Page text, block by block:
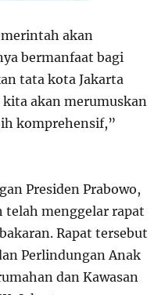
akan
bermanfaat bagi
tata kota Jakarta
akan merumuskan
komprehensif,”
Presiden Prabowo,
telah menggelar rapat
Rapat tersebut
Perlindungan Anak
dan Kawasan